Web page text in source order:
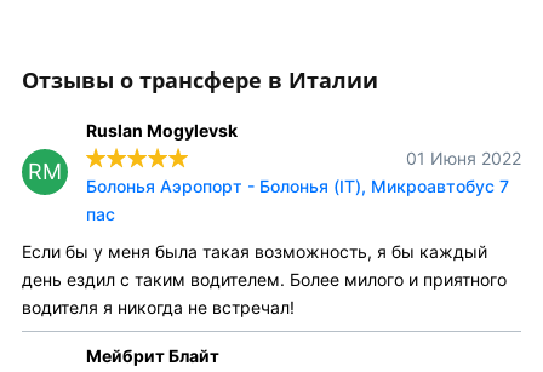
Отзывы о трансфере в Италии
RM
Ruslan Mogylevsk
01 Июня 2022
Болонья Аэропорт - Болонья (IT), Микроавтобус 7
пас
Если бы у меня была такая возможность, я бы каждый
день ездил с таким водителем. Более милого и приятного
водителя я никогда не встречал!
Мейбрит Блайт